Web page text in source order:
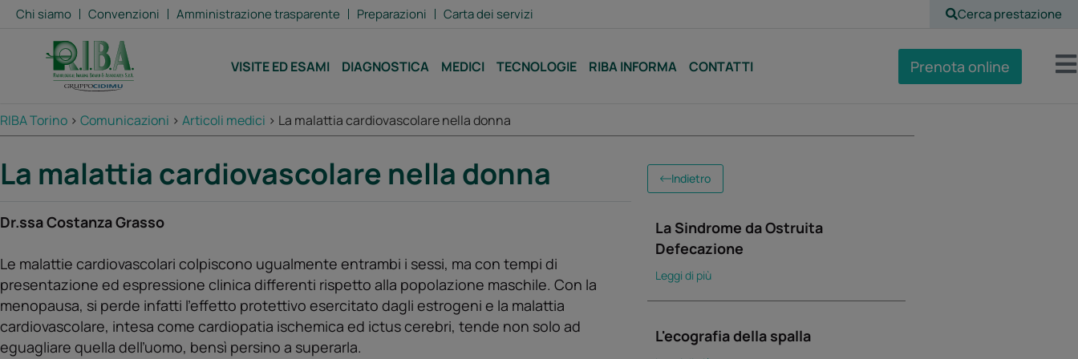
Chi siamo Convenzioni Amministrazione trasparente Preparazioni Carta dei servizi Cerca prestazione
VISITE ED ESAMI DIAGNOSTICA MEDICI TECNOLOGIE RIBA INFORMA CONTATTI Prenota online
RIBA Torino > Comunicazioni > Articoli medici > La malattia cardiovascolare nella donna
La malattia cardiovascolare nella donna
Dr.ssa Costanza Grasso
Le malattie cardiovascolari colpiscono ugualmente entrambi i sessi, ma con tempi di
presentazione ed espressione clinica differenti rispetto alla popolazione maschile. Con la
menopausa, si perde infatti ľeffetto protettivo esercitato dagli estrogeni e la malattia
cardiovascolare, intesa come cardiopatia ischemica ed ictus cerebri, tende non solo ad
eguagliare quella delľuomo, bensì persino a superarla.
Indietro
La Sindrome da Ostruita
Defecazione
Leggi di più
L'ecografia della spalla